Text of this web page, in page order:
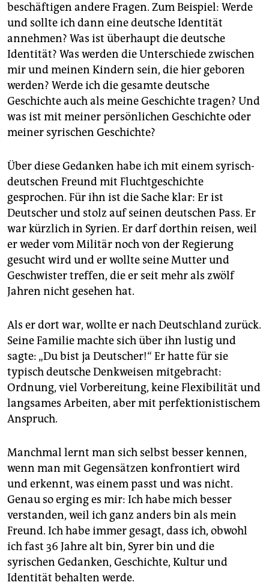
beschäftigen andere Fragen. Zum Beispiel: Werde
und sollte ich dann eine deutsche Identität
annehmen? Was ist überhaupt die deutsche
Identität? Was werden die Unterschiede zwischen
mir und meinen Kindern sein, die hier geboren
werden? Werde ich die gesamte deutsche
Geschichte auch als meine Geschichte tragen? Und
was ist mit meiner persönlichen Geschichte oder
meiner syrischen Geschichte?
Über diese Gedanken habe ich mit einem syrisch-
deutschen Freund mit Fluchtgeschichte
gesprochen. Für ihn ist die Sache klar: Er ist
Deutscher und stolz auf seinen deutschen Pass. Er
war kürzlich in Syrien. Er darf dorthin reisen, weil
er weder vom Militär noch von der Regierung
gesucht wird und er wollte seine Mutter und
Geschwister treffen, die er seit mehr als zwölf
Jahren nicht gesehen hat.
Als er dort war, wollte er nach Deutschland zurück.
Seine Familie machte sich über ihn lustig und
sagte: „Du bist ja Deutscher!“ Er hatte für sie
typisch deutsche Denkweisen mitgebracht:
Ordnung, viel Vorbereitung, keine Flexibilität und
langsames Arbeiten, aber mit perfektionistischem
Anspruch.
Manchmal lernt man sich selbst besser kennen,
wenn man mit Gegensätzen konfrontiert wird
und erkennt, was einem passt und was nicht.
Genau so erging es mir: Ich habe mich besser
verstanden, weil ich ganz anders bin als mein
Freund. Ich habe immer gesagt, dass ich, obwohl
ich fast 36 Jahre alt bin, Syrer bin und die
syrischen Gedanken, Geschichte, Kultur und
Identität behalten werde.